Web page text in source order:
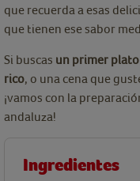
que recuerda a esas
que tienen ese sabor
Si buscas un primer
rico, o una cena que
¡vamos con la
andaluza!
Ingredientes